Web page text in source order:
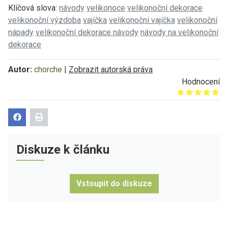
Klíčová slova: návody velikonoce velikonoční dekorace
velikonoční výzdoba vajíčka velikonoční vajíčka velikonoční
nápady velikonoční dekorace návody návody na velikonoční
dekorace
Autor: chorche | Zobrazit autorská práva
Hodnocení
Give it 1/5
Give it 2/5
Give it 3/5
Give it 4/5
Give it 5/5
Diskuze k článku
Vstoupit do diskuze